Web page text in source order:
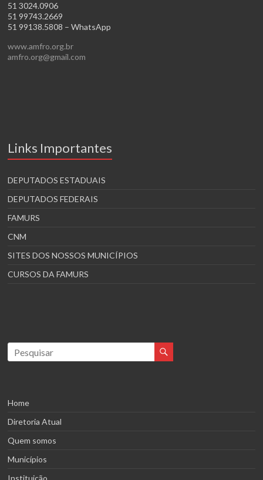
51 3024.0906
51 99743.2669
51 99138.5808 – WhatsApp
www.amfro.org.br
amfro.org@gmail.com
Links Importantes
DEPUTADOS ESTADUAIS
DEPUTADOS FEDERAIS
FAMURS
CNM
SITES DOS NOSSOS MUNICÍPIOS
CURSOS DA FAMURS
Home
Diretoria Atual
Quem somos
Municípios